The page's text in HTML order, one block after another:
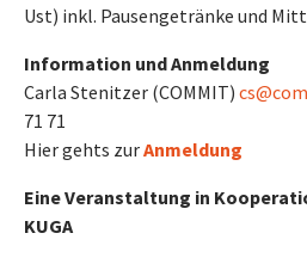
Ust) inkl. Pausengetränke und
Information und Anmeldung
Carla Stenitzer (COMMIT)
71 71
Hier gehts zurAnmeldung
Eine Veranstaltung in
KUGA